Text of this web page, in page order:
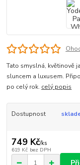
Tato smyslná, květinově
sluncem a luxusem.
po celý rok. celý popis
Dostupnost
749 Kč/ks
619 Kč bez DPH